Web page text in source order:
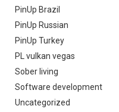
PinUp Brazil
PinUp Russian
PinUp Turkey
PL vulkan vegas
Sober living
Software development
Uncategorized